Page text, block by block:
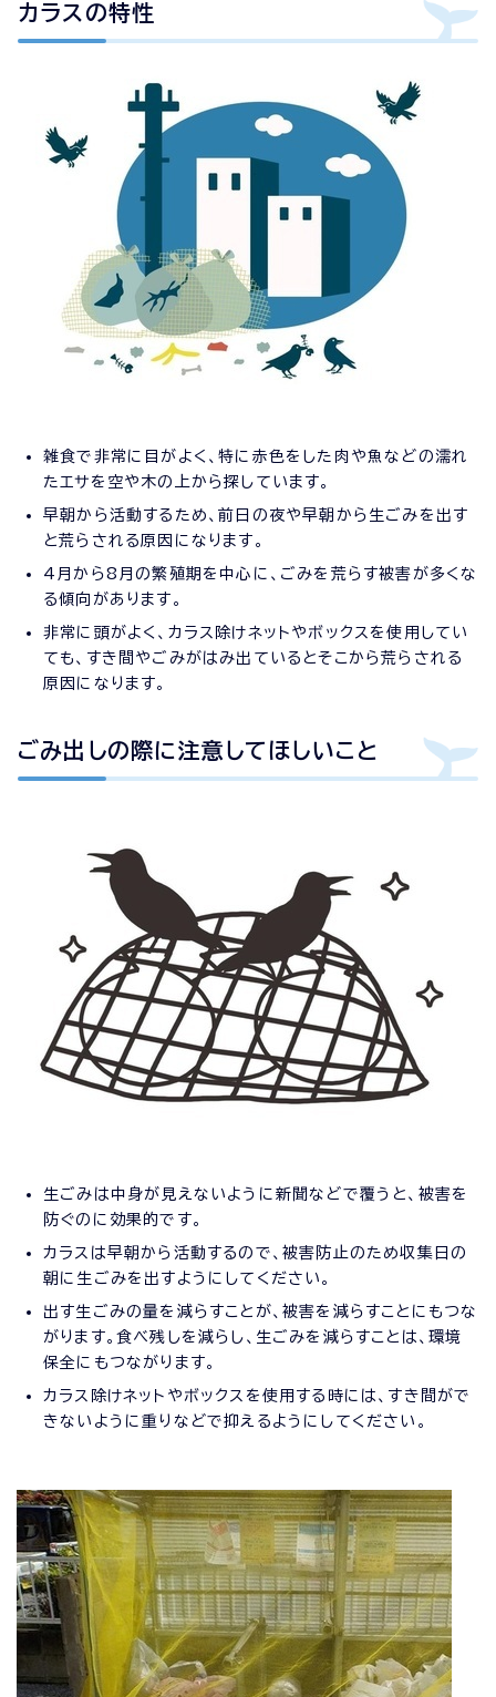
カラスの特性
雑食で非常に目がよく、特に赤色をした肉や魚などの濡れ
たエサを空や木の上から探しています。
早朝から活動するため、前日の夜や早朝から生ごみを出す
と荒らされる原因になります。
4月から8月の繁殖期を中心に、ごみを荒らす被害が多くな
る傾向があります。
非常に頭がよく、カラス除けネットやボックスを使用してい
ても、すき間やごみがはみ出ているとそこから荒らされる
原因になります。
ごみ出しの際に注意してほしいこと
生ごみは中身が見えないように新聞などで覆うと、被害を
防ぐのに効果的です。
カラスは早朝から活動するので、被害防止のため収集日の
朝に生ごみを出すようにしてください。
出す生ごみの量を減らすことが、被害を減らすことにもつな
がります。食べ残しを減らし、生ごみを減らすことは、環境
保全にもつながります。
カラス除けネットやボックスを使用する時には、すき間がで
きないように重りなどで抑えるようにしてください。